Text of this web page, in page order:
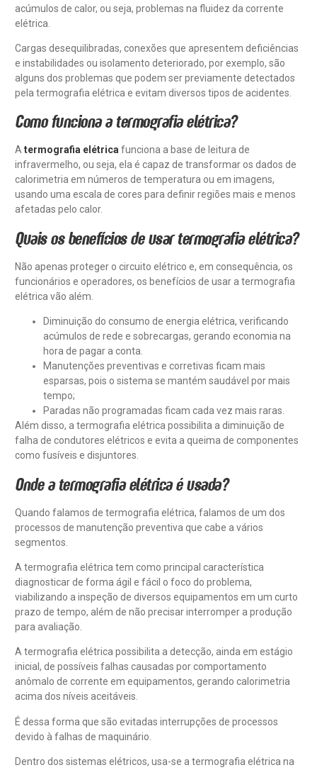
acúmulos de calor, ou seja, problemas na fluidez da corrente
elétrica.
Cargas desequilibradas, conexões que apresentem deficiências
e instabilidades ou isolamento deteriorado, por exemplo, são
alguns dos problemas que podem ser previamente detectados
pela termografia elétrica e evitam diversos tipos de acidentes.
Como funciona a termografia elétrica?
Atermografia elétricafunciona a base de leitura de
infravermelho, ou seja, ela é capaz de transformar os dados de
calorimetria em números de temperatura ou em imagens,
usando uma escala de cores para definir regiões mais e menos
afetadas pelo calor.
Quais os benefícios de usar termografia elétrica?
Não apenas proteger o circuito elétrico e, em consequência, os
funcionários e operadores, os benefícios de usar a termografia
elétrica vão além.
Diminuição do consumo de energia elétrica, verificando
acúmulos de rede e sobrecargas, gerando economia na
hora de pagar a conta.
Manutenções preventivas e corretivas ficam mais
esparsas, pois o sistema se mantém saudável por mais
tempo;
Paradas não programadas ficam cada vez mais raras.
Além disso, a termografia elétrica possibilita a diminuição de
falha de condutores elétricos e evita a queima de componentes
como fusíveis e disjuntores.
Onde a termografia elétrica é usada?
Quando falamos de termografia elétrica, falamos de um dos
processos de manutenção preventiva que cabe a vários
segmentos.
A termografia elétrica tem como principal característica
diagnosticar de forma ágil e fácil o foco do problema,
viabilizando a inspeção de diversos equipamentos em um curto
prazo de tempo, além de não precisar interromper a produção
para avaliação.
A termografia elétrica possibilita a detecção, ainda em estágio
inicial, de possíveis falhas causadas por comportamento
anômalo de corrente em equipamentos, gerando calorimetria
acima dos níveis aceitáveis.
É dessa forma que são evitadas interrupções de processos
devido à falhas de maquinário.
Dentro dos sistemas elétricos, usa-se a termografia elétrica na